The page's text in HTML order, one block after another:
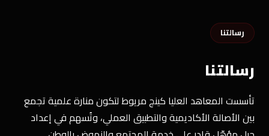
رسالتنا
رسالتنا
تأسست المعاهد العليا كينج مريوط لتكون منارة علمية تجمع
بين الأصالة الأكاديمية والتطبيق العملي، وتُسهم في إعداد